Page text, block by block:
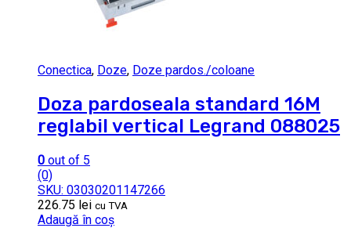
Conectica, Doze, Doze pardos./coloane
Doza pardoseala standard 16M
reglabil vertical Legrand 088025
0 out of 5
(0)
SKU: 03030201147266
226.75 lei cu TVA
Adaugă în coș